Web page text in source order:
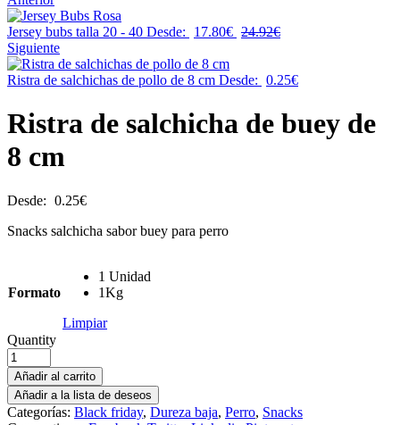
Jersey bubs talla 20 - 40 Desde: 17.80€ 24.92€
Siguiente
Ristra de salchichas de pollo de 8 cm Desde: 0.25€
Ristra de salchicha de buey de
8 cm
Desde: 0.25€
Snacks salchicha sabor buey para perro
Formato
1 Unidad
1Kg
Limpiar
Quantity
Añadir al carrito
Añadir a la lista de deseos
Categorías: Black friday, Dureza baja, Perro, Snacks